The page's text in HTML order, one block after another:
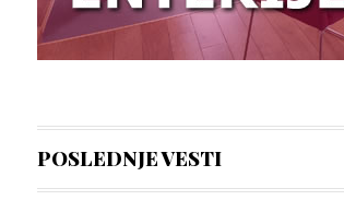
POSLEDNJE VESTI
savremenim
uloga ličnog